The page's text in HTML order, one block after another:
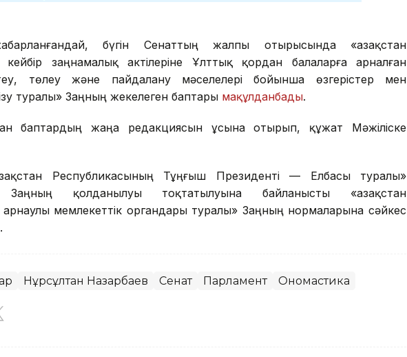
бүгін Сенаттың жалпы отырысында «Қазақстан
кейбір заңнамалық актілеріне Ұлттық қордан балаларға арналған
төлеу және пайдалану мәселелері бойынша өзгерістер мен
туралы» Заңның жекелеген баптары мақұлданбады.
баптардың жаңа редакциясын ұсына отырып, құжат Мәжіліске
Республикасының Тұңғыш Президенті — Елбасы туралы»
Заңның қолданылуы тоқтатылуына байланысты «Қазақстан
мемлекеттік органдары туралы» Заңның нормаларына сәйкес
Нұрсұлтан Назарбаев Сенат Парламент Ономастика